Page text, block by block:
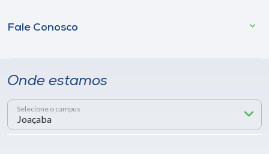
Fale Conosco
Onde estamos
Selecione o campus